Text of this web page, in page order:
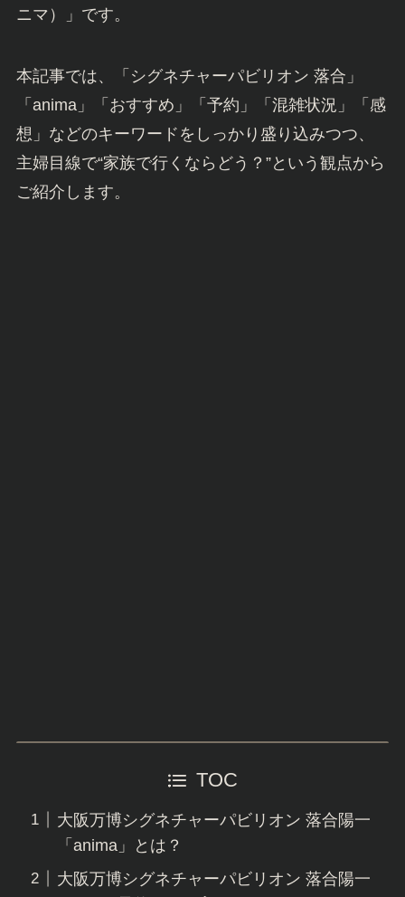
ニマ）」です。
本記事では、「シグネチャーパビリオン 落合」
「anima」「おすすめ」「予約」「混雑状況」「感
想」などのキーワードをしっかり盛り込みつつ、
主婦目線で“家族で行くならどう？”という観点から
ご紹介します。
TOC
大阪万博シグネチャーパビリオン 落合陽一
「anima」とは？
大阪万博シグネチャーパビリオン 落合陽一